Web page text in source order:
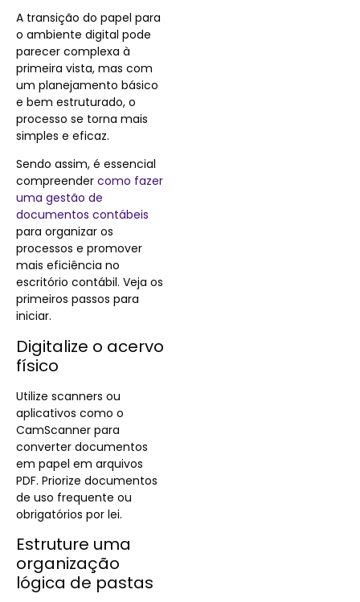
A transição do papel para
o ambiente digital pode
parecer complexa à
primeira vista, mas com
um planejamento básico
e bem estruturado, o
processo se torna mais
simples e eficaz.
Sendo assim, é essencial
compreender como fazer
uma gestão de
documentos contábeis
para organizar os
processos e promover
mais eficiência no
escritório contábil. Veja os
primeiros passos para
iniciar.
Digitalize o acervo
físico
Utilize scanners ou
aplicativos como o
CamScanner para
converter documentos
em papel em arquivos
PDF. Priorize documentos
de uso frequente ou
obrigatórios por lei.
Estruture uma
organização
lógica de pastas